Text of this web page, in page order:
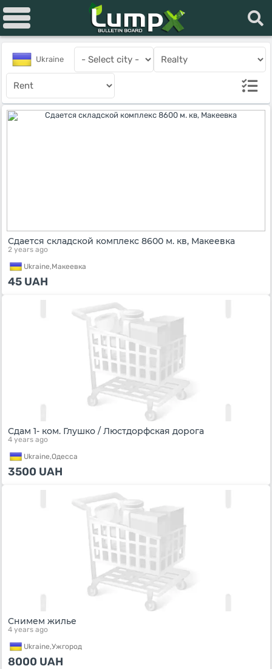
Ukraine
Сдается складской комплекс 8600 м. кв, Макеевка
2 years ago
Ukraine,Макеевка
45 UAH
Сдам 1- ком. Глушко / Люстдорфская дорога
4 years ago
Ukraine,Одесса
3500 UAH
Снимем жилье
4 years ago
Ukraine,Ужгород
8000 UAH